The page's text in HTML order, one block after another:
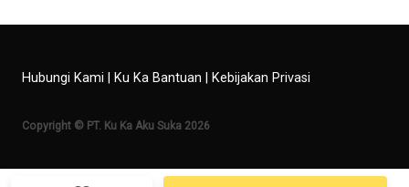
Hubungi Kami Ku Ka Bantuan Kebijakan Privasi
Copyright © PT. Ku Ka Aku Suka 2026